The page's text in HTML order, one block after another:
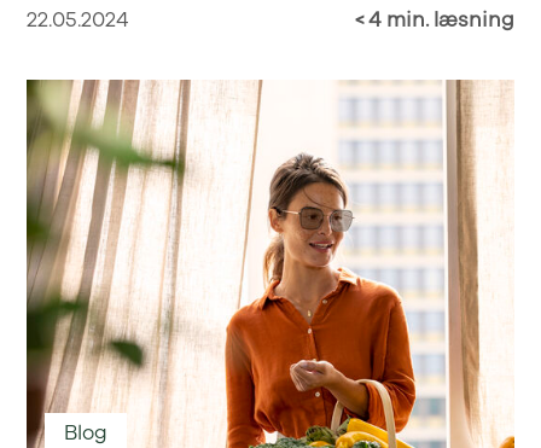
22.05.2024
< 4 min. læsning
Blog